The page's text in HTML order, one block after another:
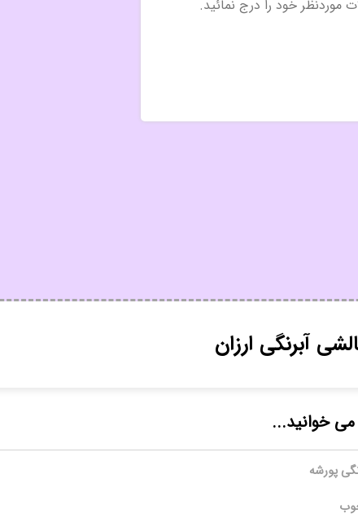
آبرنگی ارزان
می خوانید...
پورشه